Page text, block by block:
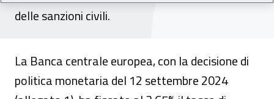
delle sanzioni civili.
La Banca centrale europea, con la decisione di
politica monetaria del 12 settembre 2024